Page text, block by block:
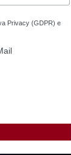
Privacy (GDPR) e